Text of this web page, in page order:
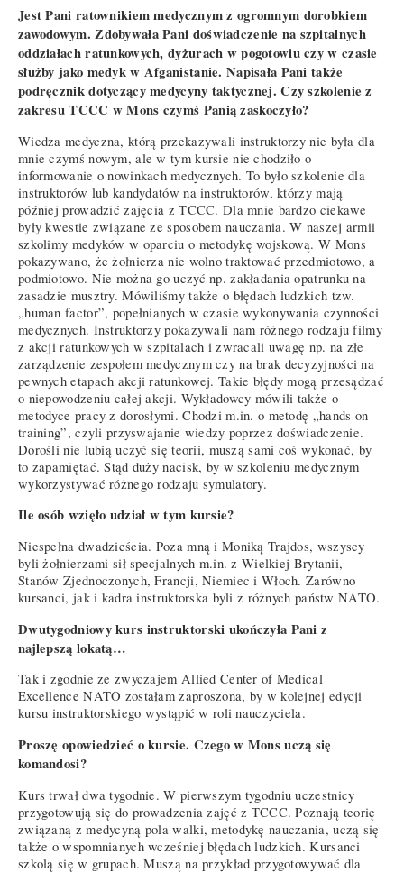
Jest Pani ratownikiem medycznym z ogromnym dorobkiem
zawodowym. Zdobywała Pani doświadczenie na szpitalnych
oddziałach ratunkowych, dyżurach w pogotowiu czy w czasie
służby jako medyk w Afganistanie. Napisała Pani także
podręcznik dotyczący medycyny taktycznej. Czy szkolenie z
zakresu TCCC w Mons czymś Panią zaskoczyło?
Wiedza medyczna, którą przekazywali instruktorzy nie była dla
mnie czymś nowym, ale w tym kursie nie chodziło o
informowanie o nowinkach medycznych. To było szkolenie dla
instruktorów lub kandydatów na instruktorów, którzy mają
później prowadzić zajęcia z TCCC. Dla mnie bardzo ciekawe
były kwestie związane ze sposobem nauczania. W naszej armii
szkolimy medyków w oparciu o metodykę wojskową. W Mons
pokazywano, że żołnierza nie wolno traktować przedmiotowo, a
podmiotowo. Nie można go uczyć np. zakładania opatrunku na
zasadzie musztry. Mówiliśmy także o błędach ludzkich tzw.
„human factor”, popełnianych w czasie wykonywania czynności
medycznych. Instruktorzy pokazywali nam różnego rodzaju filmy
z akcji ratunkowych w szpitalach i zwracali uwagę np. na złe
zarządzenie zespołem medycznym czy na brak decyzyjności na
pewnych etapach akcji ratunkowej. Takie błędy mogą przesądzać
o niepowodzeniu całej akcji. Wykładowcy mówili także o
metodyce pracy z dorosłymi. Chodzi m.in. o metodę „hands on
training”, czyli przyswajanie wiedzy poprzez doświadczenie.
Dorośli nie lubią uczyć się teorii, muszą sami coś wykonać, by
to zapamiętać. Stąd duży nacisk, by w szkoleniu medycznym
wykorzystywać różnego rodzaju symulatory.
Ile osób wzięło udział w tym kursie?
Niespełna dwadzieścia. Poza mną i Moniką Trajdos, wszyscy
byli żołnierzami sił specjalnych m.in. z Wielkiej Brytanii,
Stanów Zjednoczonych, Francji, Niemiec i Włoch. Zarówno
kursanci, jak i kadra instruktorska byli z różnych państw NATO.
Dwutygodniowy kurs instruktorski ukończyła Pani z
najlepszą lokatą…
Tak i zgodnie ze zwyczajem Allied Center of Medical
Excellence NATO zostałam zaproszona, by w kolejnej edycji
kursu instruktorskiego wystąpić w roli nauczyciela.
Proszę opowiedzieć o kursie. Czego w Mons uczą się
komandosi?
Kurs trwał dwa tygodnie. W pierwszym tygodniu uczestnicy
przygotowują się do prowadzenia zajęć z TCCC. Poznają teorię
związaną z medycyną pola walki, metodykę nauczania, uczą się
także o wspomnianych wcześniej błędach ludzkich. Kursanci
szkolą się w grupach. Muszą na przykład przygotowywać dla